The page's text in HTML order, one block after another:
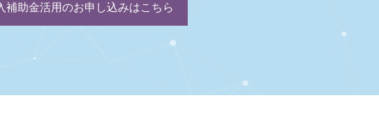
補助金活用のお申し込みはこちら